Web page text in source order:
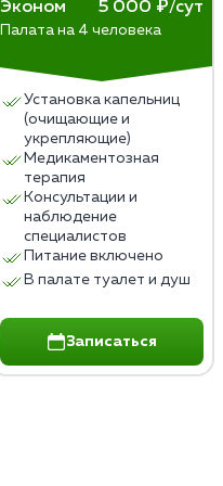
Эконом 5 000 ₽/сут
Палата на 4 человека
Установка капельниц
(очищающие и
укрепляющие)
Медикаментозная
терапия
Консультации и
наблюдение
специалистов
Питание включено
В палате туалет и душ
Записаться